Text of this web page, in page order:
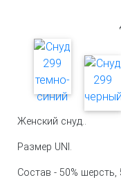
Женский снуд..
Размер UNI.
Состав - 50%